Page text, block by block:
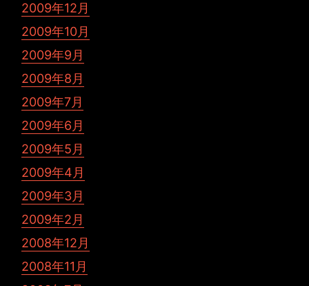
2009年12月
2009年10月
2009年9月
2009年8月
2009年7月
2009年6月
2009年5月
2009年4月
2009年3月
2009年2月
2008年12月
2008年11月